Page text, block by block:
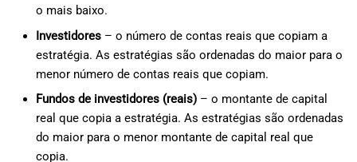
o mais baixo.
Investidores– o número de contas reais que copiam a
estratégia. As estratégias são ordenadas do maior para o
menor número de contas reais que copiam.
Fundos de investidores (reais)– o montante de capital
real que copia a estratégia. As estratégias são ordenadas
do maior para o menor montante de capital real que
copia.